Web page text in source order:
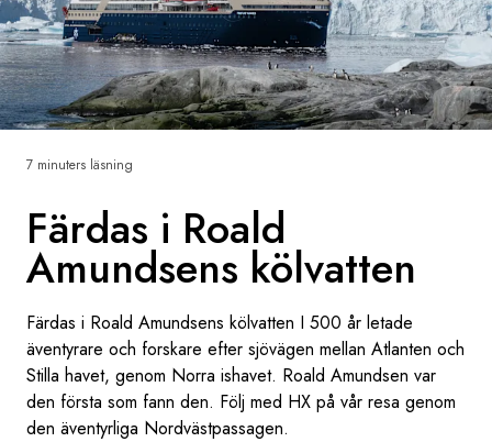
Sverige
Tyskland
Schweiz
Frankrike
Sverige
Danmark
Norge
Färdas i Roald
Amundsens kölvatten
Färdas i Roald Amundsens kölvatten I 500 år letade
äventyrare och forskare efter sjövägen mellan Atlanten och
Stilla havet, genom Norra ishavet. Roald Amundsen var
den första som fann den. Följ med HX på vår resa genom
den äventyrliga Nordvästpassagen.
7 minuters läsning